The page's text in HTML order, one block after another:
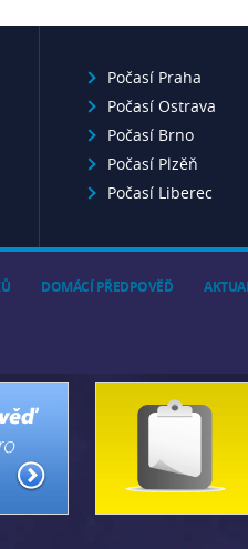
Počasí Praha
Počasí Ostrava
Počasí Brno
Počasí Plzěň
Počasí Liberec
DOMÁCÍ PŘEDPOVĚĎ